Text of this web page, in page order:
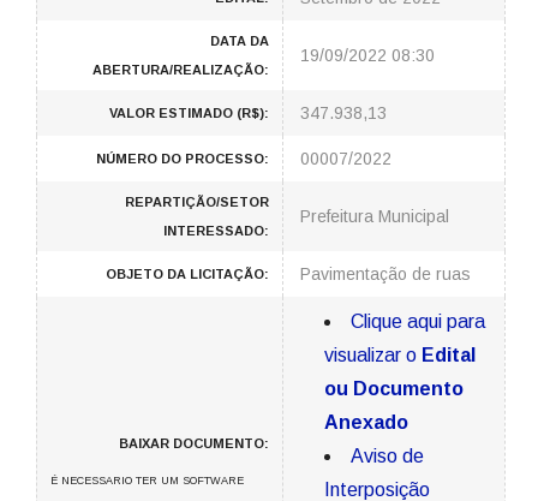
DATA DA
ABERTURA/REALIZAÇÃO:
19/09/2022 08:30
VALOR ESTIMADO (R$): 347.938,13
NÚMERO DO PROCESSO: 00007/2022
REPARTIÇÃO/SETOR
INTERESSADO:
Prefeitura Municipal
OBJETO DA LICITAÇÃO: Pavimentação de ruas
BAIXAR DOCUMENTO:
É NECESSARIO TER UM SOFTWARE
Clique aqui para
visualizar o Edital
ou Documento
Anexado
Aviso de
Interposição